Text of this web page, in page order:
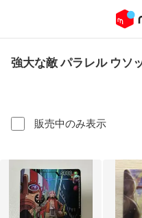
強大な敵 パラレル ウソ
販売中のみ表示